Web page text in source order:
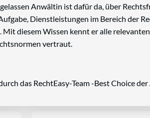
Anwältin ist dafür da, über
Dienstleistungen im Bereich der
diesem Wissen kennt er alle
vertraut.
das RechtEasy-Team -Best Choice